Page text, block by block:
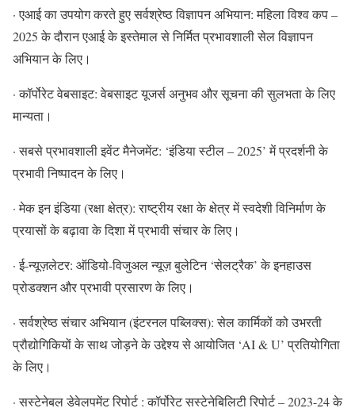
· एआई का उपयोग करते हुए सर्वश्रेष्ठ विज्ञापन अभियान: महिला विश्व कप –
2025 के दौरान एआई के इस्तेमाल से निर्मित प्रभावशाली सेल विज्ञापन
अभियान के लिए।
· कॉर्पोरेट वेबसाइट: वेबसाइट यूजर्स अनुभव और सूचना की सुलभता के लिए
मान्यता।
· सबसे प्रभावशाली इवेंट मैनेजमेंट: ‘इंडिया स्टील – 2025’ में प्रदर्शनी के
प्रभावी निष्पादन के लिए।
· मेक इन इंडिया (रक्षा क्षेत्र): राष्ट्रीय रक्षा के क्षेत्र में स्वदेशी विनिर्माण के
प्रयासों के बढ़ावा के दिशा में प्रभावी संचार के लिए।
· ई-न्यूज़लेटर: ऑडियो-विजुअल न्यूज़ बुलेटिन ‘सेलट्रैक’ के इनहाउस
प्रोडक्शन और प्रभावी प्रसारण के लिए।
· सर्वश्रेष्ठ संचार अभियान (इंटरनल पब्लिक्स): सेल कार्मिकों को उभरती
प्रौद्योगिकियों के साथ जोड़ने के उद्देश्य से आयोजित ‘AI & U’ प्रतियोगिता
के लिए।
· सस्टेनेबल डेवेलपमेंट रिपोर्ट : कॉर्पोरेट सस्टेनेबिलिटी रिपोर्ट – 2023-24 के